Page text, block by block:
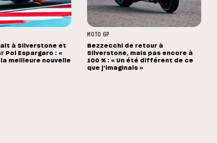
à Silverstone et
Pol Espargaro : «
la meilleure nouvelle
MOTO GP
Bezzecchi de retour à
Silverstone, mais pas encore à
100 % : « Un été différent de ce
que j'imaginais »